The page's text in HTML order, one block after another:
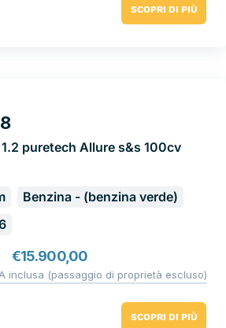
SCOPRI DI PIÙ
puretech Allure s&s 100cv
Benzina - (benzina verde)
€15.900,00
inclusa (passaggio di proprietà escluso)
SCOPRI DI PIÙ